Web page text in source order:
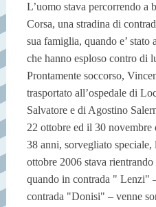
L’uomo stava percorrendo a
Corsa, una stradina di
sua famiglia, quando e’
che hanno esploso contro di
Prontamente soccorso,
trasportato all’ospedale di
Salvatore e di Agostino
22 ottobre ed il 30 novembre
38 anni, sorvegliato
ottobre 2006 stava
quando in contrada " Lenzi"
contrada "Donisi" – venne